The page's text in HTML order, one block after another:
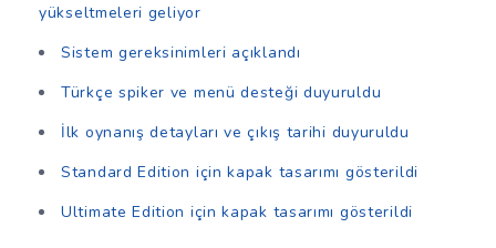
yükseltmeleri geliyor
Sistem gereksinimleri açıklandı
Türkçe spiker ve menü desteği duyuruldu
İlk oynanış detayları ve çıkış tarihi duyuruldu
Standard Edition için kapak tasarımı gösterildi
Ultimate Edition için kapak tasarımı gösterildi